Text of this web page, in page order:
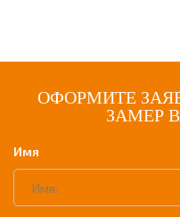
ОФОРМИТЕ
ЗАМЕР
Имя